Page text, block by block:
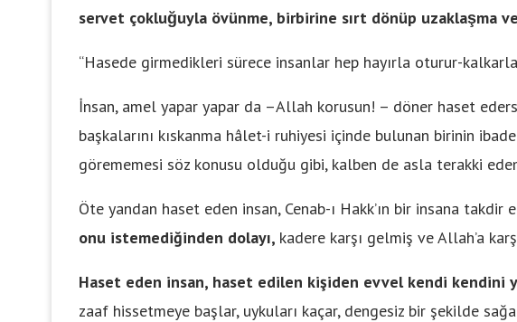
servet çokluğuyla övünme, birbirine sırt dönüp uzaklaşma
“Hasede girmedikleri sürece insanlar hep hayırla oturur-
İnsan, amel yapar yapar da –Allah korusun! – döner haset
başkalarını kıskanma hâlet-i ruhiyesi içinde bulunan birinin
görememesi söz konusu olduğu gibi, kalben de asla terakki
Öte yandan haset eden insan, Cenab-ı Hakk’ın bir insana takdir
onu istemediğinden dolayı, kadere karşı gelmiş ve Allah’a
Haset eden insan, haset edilen kişiden evvel kendi kendini
zaaf hissetmeye başlar, uykuları kaçar, dengesiz bir şekilde